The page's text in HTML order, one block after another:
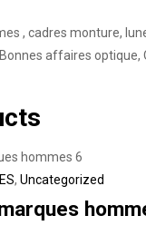
, cadres monture,
Bonnes affaires
, Uncategorized